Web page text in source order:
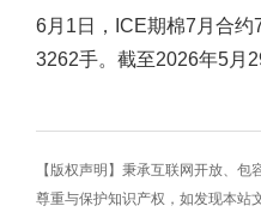
6月1日，ICE期棉7月合
3262手。截至2026年5月
【版权声明】秉承互联网开放、
尊重与保护知识产权，如发现本站